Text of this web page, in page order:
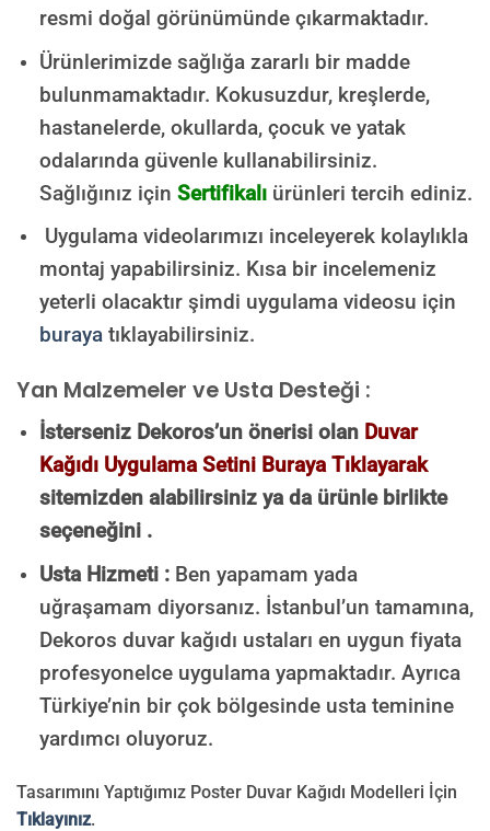
resmi doğal görünümünde çıkarmaktadır.
Ürünlerimizde sağlığa zararlı bir madde
bulunmamaktadır. Kokusuzdur, kreşlerde,
hastanelerde, okullarda, çocuk ve yatak
odalarında güvenle kullanabilirsiniz.
Sağlığınız için Sertifikalıürünleri tercih ediniz.
Uygulama videolarımızı inceleyerek kolaylıkla
montaj yapabilirsiniz. Kısa bir incelemeniz
yeterli olacaktır şimdi uygulama videosu için
burayatıklayabilirsiniz.
Yan Malzemeler ve Usta Desteği :
İsterseniz Dekoros’un önerisi olan Duvar
Kağıdı Uygulama Setini Buraya Tıklayarak
sitemizden alabilirsiniz ya da ürünle birlikte
seçeneğini .
Usta Hizmeti :Ben yapamam yada
uğraşamam diyorsanız. İstanbul’un tamamına,
Dekoros duvar kağıdı ustaları en uygun fiyata
profesyonelce uygulama yapmaktadır. Ayrıca
Türkiye’nin bir çok bölgesinde usta teminine
yardımcı oluyoruz.
Tasarımını Yaptığımız Poster Duvar Kağıdı Modelleri İçin
Tıklayınız.